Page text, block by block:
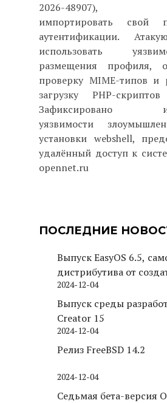
2026-48907),
импортировать свой
аутентификации.
использовать
размещения профиля,
проверку MIME-типов и
загрузку PHP-
Зафиксировано
уязвимости
установки webshell,
удалённый доступ к
opennet.ru
ПОСЛЕДНИЕ
Выпуск EasyOS 6.5,
дистрибутива от
Puppy Linux
2024-12-04
Выпуск среды
Creator 15
2024-12-04
Релиз FreeBSD 14.2
2024-12-04
Седьмая бета-версия